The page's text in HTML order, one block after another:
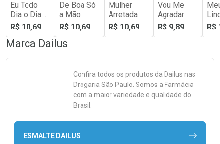
Eu Todo
Dia o Dia
Todo
R$ 10,69
De Boa Só
a Mão
R$ 10,69
Mulher
Arretada
R$ 10,69
Vou Me
Agradar
R$ 9,89
R$
Marca Dailus
Confira todos os produtos da Dailus nas
Drogaria São Paulo. Somos a Farmácia
com a maior variedade e qualidade do
Brasil.
ESMALTE DAILUS